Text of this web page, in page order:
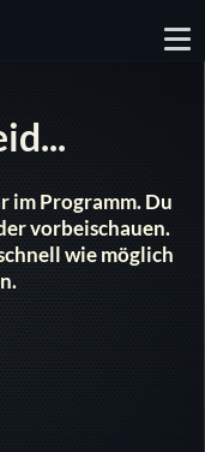
im Programm. Du
vorbeischauen.
wie möglich